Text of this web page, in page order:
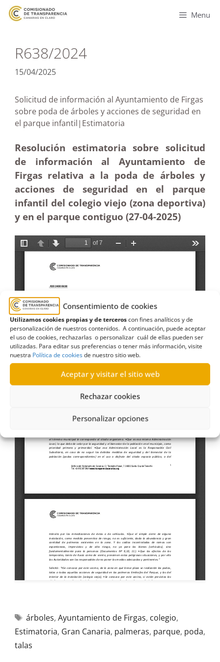
Consentimiento de cookies
Utilizamos cookies propias y de terceroscon fines analíticos y de
personalización de nuestros contenidos. A continuación, puede aceptar
el uso de cookies, rechazarlas o personalizar cuál de ellas pueden ser
utilizadas. Para editar sus preferencias o tener más información, visite
nuestra Política de cookiesde nuestro sitio web.
Aceptar y visitar el sitio web
Rechazar cookies
Personalizar opciones
Menu
R638/2024
15/04/2025
Solicitud de información al Ayuntamiento de Firgas
sobre poda de árboles y acciones de seguridad en
el parque infantil|Estimatoria
Resolución estimatoria sobre solicitud
de información al Ayuntamiento de
Firgas relativa a la poda de árboles y
acciones de seguridad en el parque
infantil del colegio viejo (zona deportiva)
y en el parque contiguo (27-04-2025)
árboles, Ayuntamiento de Firgas, colegio,
Estimatoria, Gran Canaria, palmeras, parque, poda,
talas